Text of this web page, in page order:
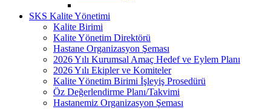
SKS Kalite Yönetimi
Kalite Birimi
Kalite Yönetim Direktörü
Hastane Organizasyon Şeması
2026 Yılı Kurumsal Amaç Hedef ve Eylem Planı
2026 Yılı Ekipler ve Komiteler
Kalite Yönetim Birimi İşleyiş Prosedürü
Öz Değerlendirme Planı/Takvimi
Hastanemiz Organizasyon Şeması